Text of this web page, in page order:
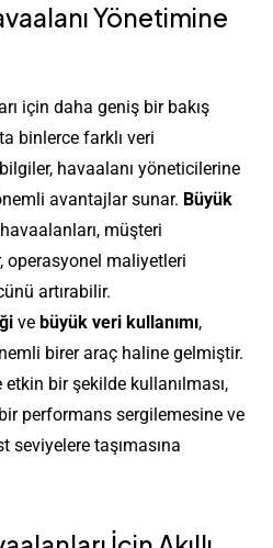
Yönetimine
için daha geniş bir bakış
binlerce farklı veri
havaalanı yöneticilerine
avantajlar sunar. Büyük
müşteri
operasyonel maliyetleri
artırabilir.
ve büyük veri kullanımı,
birer araç haline gelmiştir.
bir şekilde kullanılması,
performans sergilemesine ve
taşımasına